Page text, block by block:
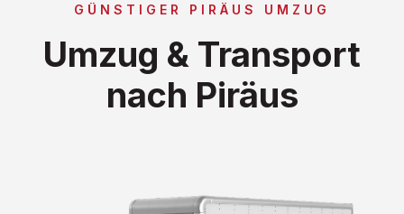
GÜNSTIGER PIRÄUS UMZUG
Umzug & Transport
nach Piräus